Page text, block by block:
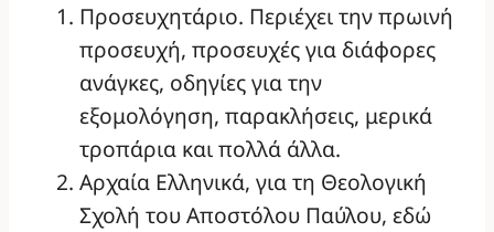
Προσευχητάριο. Περιέχει την πρωινή
προσευχή, προσευχές για διάφορες
ανάγκες, οδηγίες για την
εξομολόγηση, παρακλήσεις, μερικά
τροπάρια και πολλά άλλα.
Αρχαία Ελληνικά, για τη Θεολογική
Σχολή του Αποστόλου Παύλου, εδώ